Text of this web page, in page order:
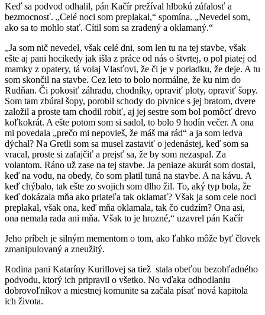
Keď sa podvod odhalil, pán Kačír prežíval hlbokú zúfalosť a
bezmocnosť. „Celé noci som preplakal,“ spomína. „Nevedel som,
ako sa to mohlo stať. Cítil som sa zradený a oklamaný.“
„Ja som nič nevedel, však celé dni, som len tu na tej stavbe, však
ešte aj pani hocikedy jak išla z práce od nás o štvrtej, o pol piatej od
mamky z opatery, tá volaj Vlasťovi, že či je v poriadku, že deje. A tu
som skončil na stavbe. Cez leto to bolo normálne, že ku nim do
Rudňan. Či pokosiť záhradu, chodníky, opraviť ploty, opraviť šopy.
Som tam zbúral šopy, porobil schody do pivnice s jej bratom, dvere
založil a proste tam chodil robiť, aj jej sestre som bol pomôcť drevo
koľkokrát. A ešte potom som si sadol, to bolo 9 hodín večer. A ona
mi povedala „prečo mi nepovieš, že máš ma rád“ a ja som ledva
dýchal? Na Gretli som sa musel zastaviť o jedenástej, keď som sa
vracal, proste si zafajčiť a prejsť sa, že by som nezaspal. Za
volantom. Ráno už zase na tej stavbe. Ja peniaze akurát som dostal,
keď na vodu, na obedy, čo som platil tuná na stavbe. A na kávu. A
keď chýbalo, tak ešte zo svojich som dlho žil. To, aký typ bola, že
keď dokázala mňa ako priateľa tak oklamať? Však ja som cele noci
preplakal, však ona, keď mňa oklamala, tak čo cudzím? Ona asi,
ona nemala rada ani mňa. Však to je hrozné,“ uzavrel pán Kačír
Jeho príbeh je silným mementom o tom, ako ľahko môže byť človek
zmanipulovaný a zneužitý.
Rodina pani Kataríny Kurillovej sa tiež stala obeťou bezohľadného
podvodu, ktorý ich pripravil o všetko. No vďaka odhodlaniu
dobrovoľníkov a miestnej komunite sa začala písať nová kapitola
ich života.